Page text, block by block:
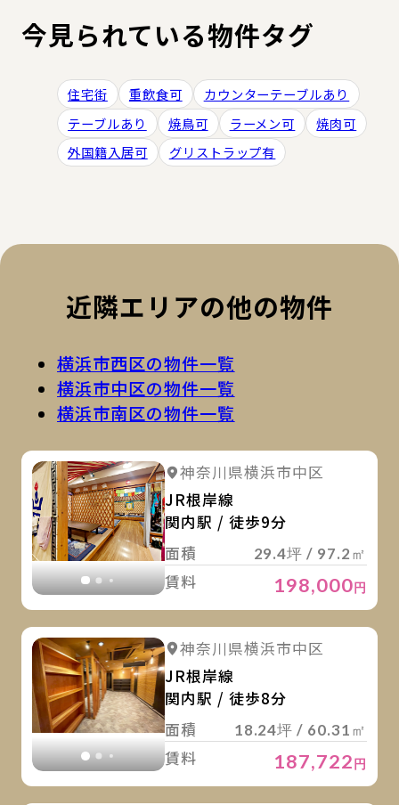
今見られている物件タグ
住宅街 重飲食可
カウンターテーブルあり
テーブルあり
焼鳥可 ラーメン可
焼肉可
外国籍入居可
グリストラップ有
近隣エリアの他の物件
横浜市西区の物件一覧
横浜市中区の物件一覧
横浜市南区の物件一覧
詳細を見る 詳細を見る
神奈川県横浜市中区
JR根岸線
関内駅 / 徒歩9分
面積
29.4坪 / 97.2㎡
賃料 198,000円
詳細を見る 詳細を見る
神奈川県横浜市中区
JR根岸線
関内駅 / 徒歩8分
面積
18.24坪 / 60.31㎡
賃料 187,722円